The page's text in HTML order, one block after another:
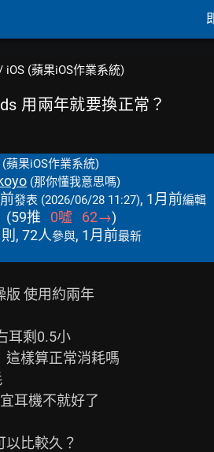
iOS (蘋果iOS作業系統)
用兩年就要換正常？
(蘋果iOS作業系統)
(那你懂我意思嗎)
發表 (2026/06/28 11:27), 1月前編輯
(59推 0噓 62→)
, 72人參與, 1月前最新
版 使用約兩年
耳剩0.5小
這樣算正常消耗嗎
耳機不就好了
以比較久？